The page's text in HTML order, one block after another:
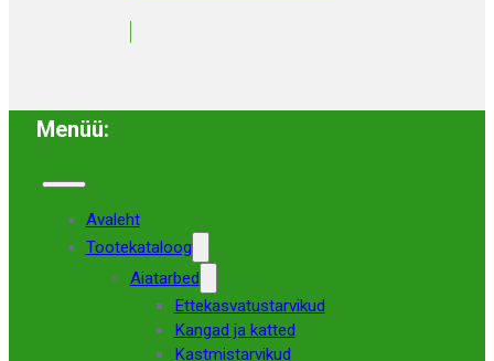
Menüü:
Avaleht
Tootekataloog
Aiatarbed
Ettekasvatustarvikud
Kangad ja katted
Kastmistarvikud